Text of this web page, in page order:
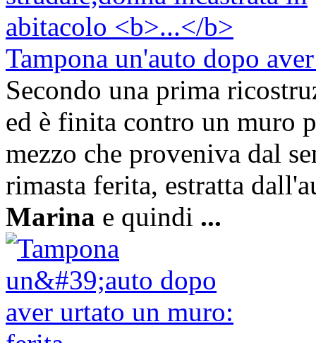
Tampona un'auto dopo
Secondo una prima
ed è finita contro un muro
mezzo che proveniva dal
rimasta ferita, estratta
Marina e quindi ...